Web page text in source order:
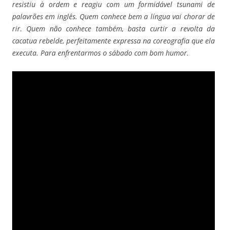
resistiu à ordem e reagiu com um formidável tsunami de
palavrões em inglês. Quem conhece bem a língua vai chorar de
rir. Quem não conhece também, basta curtir a revolta da
cacatua rebelde, perfeitamente expressa na coreografia que ela
executa. Para enfrentarmos o sábado com bom humor.